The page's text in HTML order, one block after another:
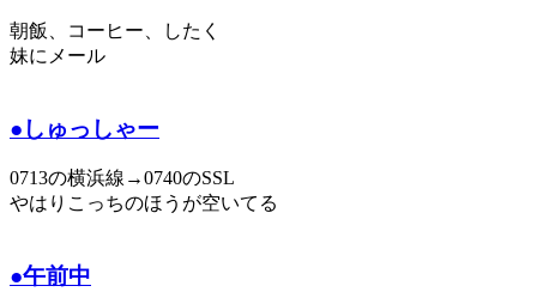
朝飯、コーヒー、したく
妹にメール
●しゅっしゃー
0713の横浜線→0740のSSL
やはりこっちのほうが空いてる
●午前中